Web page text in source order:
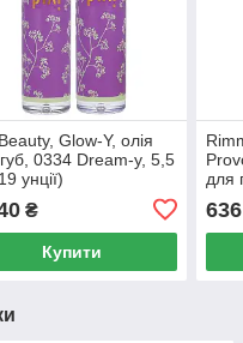
Glow-Y, олія
0334 Dream-y, 5,5
унції)
₴
Купити
для
636